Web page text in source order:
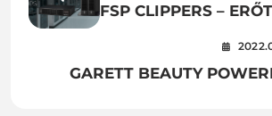
FSP CLIPPERS –
SOROZAT
GARETT BEAUTY